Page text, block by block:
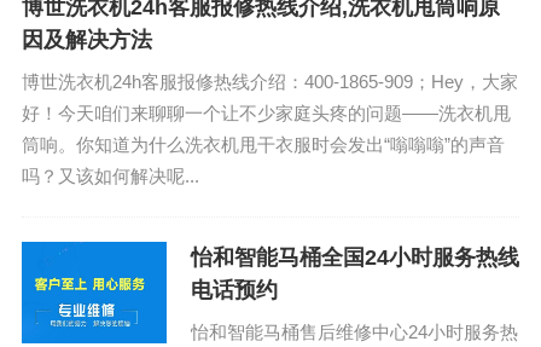
博世洗衣机24h客服报修热线介绍,洗衣机甩筒响原
因及解决方法
博世洗衣机24h客服报修热线介绍：400-1865-909；Hey，大家
好！今天咱们来聊聊一个让不少家庭头疼的问题——洗衣机甩
筒响。你知道为什么洗衣机甩干衣服时会发出“嗡嗡嗡”的声音
吗？又该如何解决呢...
怡和智能马桶全国24小时服务热线
电话预约
怡和智能马桶售后维修中心24小时服务热